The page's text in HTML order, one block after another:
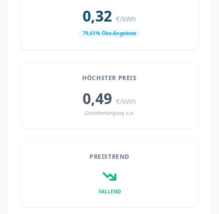
0,32 €/kWh
79,61% Öko-Angebote
HÖCHSTER PREIS
0,49 €/kWh
Grundversorgung u.a.
PREISTREND
FALLEND